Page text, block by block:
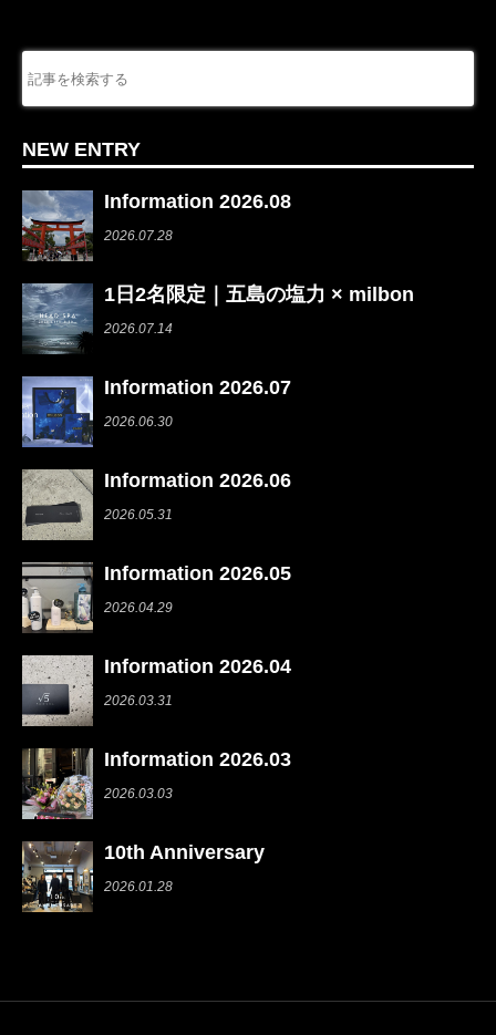
NEW ENTRY
Information 2026.08
2026.07.28
1日2名限定｜五島の塩力 × milbon
2026.07.14
Information 2026.07
2026.06.30
Information 2026.06
2026.05.31
Information 2026.05
2026.04.29
Information 2026.04
2026.03.31
Information 2026.03
2026.03.03
10th Anniversary
2026.01.28